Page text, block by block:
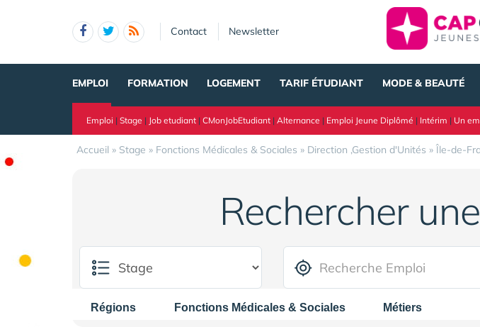
Contact Newsletter
EMPLOI FORMATION LOGEMENT TARIF ÉTUDIANT MODE & BEAUTÉ
Emploi | Stage | Job etudiant | CMonJobEtudiant | Alternance | Emploi Jeune Diplômé | Intérim | Un
Accueil » Stage » Fonctions Médicales & Sociales » Direction ,Gestion d'Unités » Île-de-
Rechercher une
Régions Fonctions Médicales & Sociales Métiers